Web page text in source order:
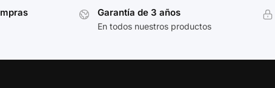
Garantía de 3 años
En todos nuestros productos